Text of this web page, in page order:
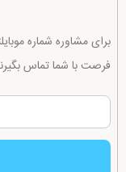
برای مشاوره شماره
فرصت با شما تماس